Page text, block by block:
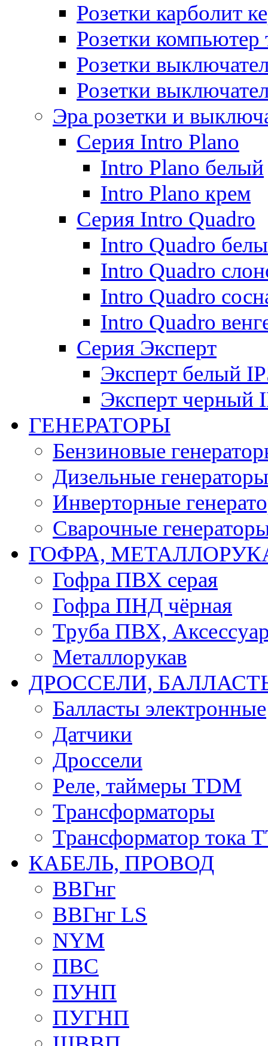
Розетки карболит
Розетки компьютер
Розетки
Розетки
Эра розетки и
Серия Intro Plano
Intro Plano белый
Intro Plano крем
Серия Intro Quadro
Intro Quadro
Intro Quadro
Intro Quadro
Intro Quadro
Серия Эксперт
Эксперт белый
Эксперт черный
ГЕНЕРАТОРЫ
Бензиновые
Дизельные генераторы
Инверторные
Сварочные
ГОФРА,
Гофра ПВХ серая
Гофра ПНД чёрная
Труба ПВХ,
Металлорукав
ДРОССЕЛИ,
Балласты электронные
Датчики
Дроссели
Реле, таймеры TDM
Трансформаторы
Трансформатор тока
КАБЕЛЬ, ПРОВОД
ВВГнг
ВВГнг LS
NYM
ПВС
ПУНП
ПУГНП